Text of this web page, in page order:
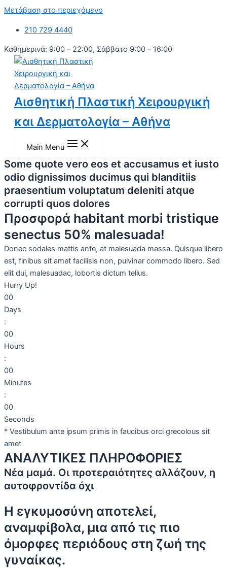
Μετάβαση στο περιεχόμενο
210 729 4440
Καθημερινά: 9:00 – 22:00, Σάββατο 9:00 – 16:00
Αισθητική Πλαστική Χειρουργική
και Δερματολογία – Αθήνα
Main Menu
Some quote vero eos et accusamus et iusto
odio dignissimos ducimus qui blanditiis
praesentium voluptatum deleniti atque
corrupti quos dolores
Προσφορά habitant morbi tristique
senectus 50% malesuada!
Donec sodales mattis ante, at malesuada massa. Quisque libero
est, finibus sit amet facilisis non, pulvinar commodo libero. Sed
elit dui, malesuadac, lobortis dictum tellus.
Hurry Up!
00
Days
:
00
Hours
:
00
Minutes
:
00
Seconds
* Vestibulum ante ipsum primis in faucibus orci grecolous sit
amet
ΑΝΑΛΥΤΙΚΕΣ ΠΛΗΡΟΦΟΡΙΕΣ
Νέα μαμά. Οι προτεραιότητες αλλάζουν, η
αυτοφροντίδα όχι
Η εγκυμοσύνη αποτελεί,
αναμφίβολα, μια από τις πιο
όμορφες περιόδους στη ζωή της
γυναίκας.